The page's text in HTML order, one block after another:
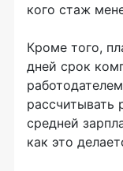
кого стаж
Кроме того,
дней срок
рассчитывать
средней
как это